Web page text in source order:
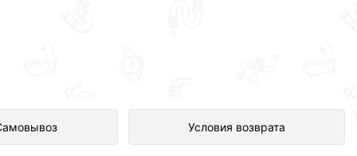
Условия возврата
в интернет-магазине